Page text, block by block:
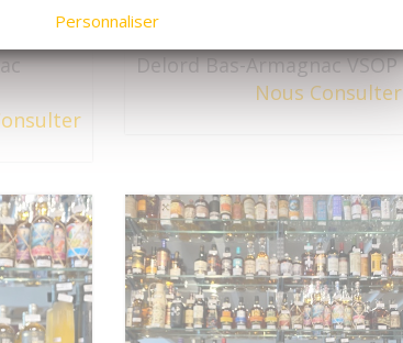
Delord Bas-Armagnac VSOP
Nous Consulter
Personnaliser